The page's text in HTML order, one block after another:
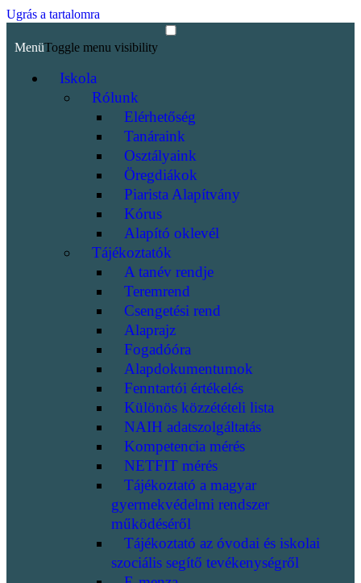
Ugrás a tartalomra
MenüToggle menu visibility
Iskola
Rólunk
Elérhetőség
Tanáraink
Osztályaink
Öregdiákok
Piarista Alapítvány
Kórus
Alapító oklevél
Tájékoztatók
A tanév rendje
Teremrend
Csengetési rend
Alaprajz
Fogadóóra
Alapdokumentumok
Fenntartói értékelés
Különös közzétételi lista
NAIH adatszolgáltatás
Kompetencia mérés
NETFIT mérés
Tájékoztató a magyar
gyermekvédelmi rendszer
működéséről
Tájékoztató az óvodai és iskolai
szociális segítő tevékenységről